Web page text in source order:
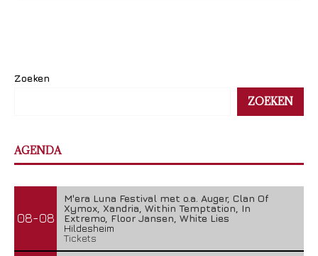
Zoeken
ZOEKEN
AGENDA
08-08
M'era Luna Festival met o.a. Auger, Clan Of
Xymox, Xandria, Within Temptation, In
Extremo, Floor Jansen, White Lies
Hildesheim
Tickets